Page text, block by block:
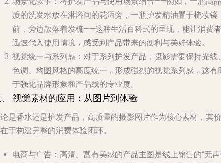
质的洗发水放在淋浴间的花洒旁，一瓶护发精油置于梳妆镜
前，旁边散落着发梳——这种生活百科式的呈现，能让消费者
迅速代入使用情境，感受到产品带来的便利与美好体验。
视觉统一与系列感 ：对于系列护发产品，摄影需要保持光线
色调、构图风格的高度统一，形成强烈的视觉系列感，这有
于强化品牌形象和产品线的专业度。
视觉素材的应用：从图片到体验
是香水还是护发产品，高质量的摄影图片作为核心素材 ，其价
于构建完整的消费体验闭环。
电商与广告 ：高清、富有美感的产品主图是线上销售的“无